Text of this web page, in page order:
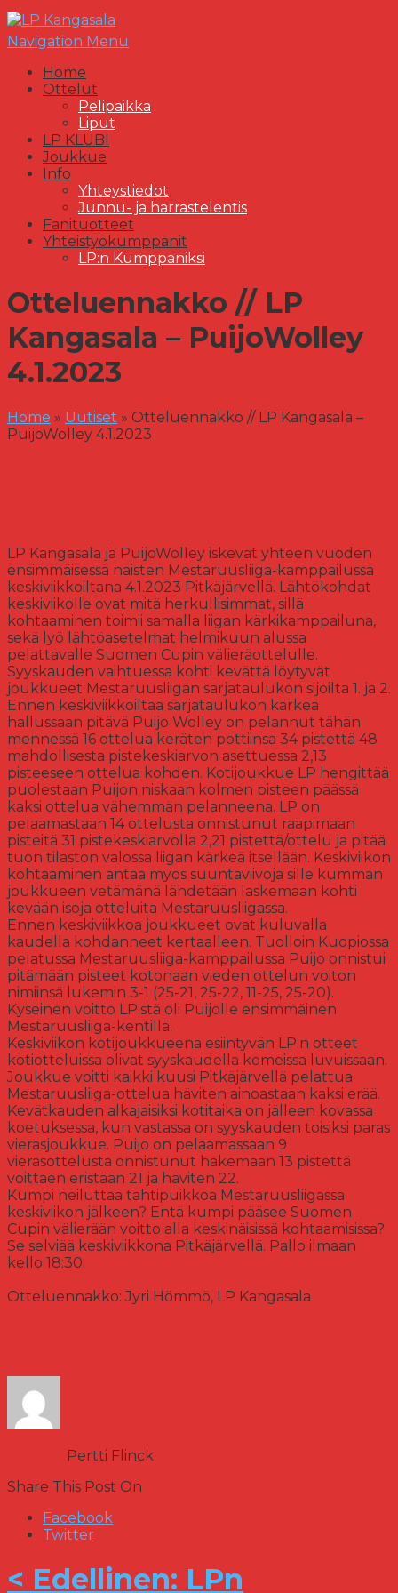
Navigation Menu
Home
Ottelut
Pelipaikka
Liput
LP KLUBI
Joukkue
Info
Yhteystiedot
Junnu- ja harrastelentis
Fanituotteet
Yhteistyökumppanit
LP:n Kumppaniksi
Otteluennakko // LP
Kangasala – PuijoWolley
4.1.2023
Home » Uutiset » Otteluennakko // LP Kangasala –
PuijoWolley 4.1.2023
LP Kangasala ja PuijoWolley iskevät yhteen vuoden
ensimmäisessä naisten Mestaruusliiga-kamppailussa
keskiviikkoiltana 4.1.2023 Pitkäjärvellä. Lähtökohdat
keskiviikolle ovat mitä herkullisimmat, sillä
kohtaaminen toimii samalla liigan kärkikamppailuna,
sekä lyö lähtöasetelmat helmikuun alussa
pelattavalle Suomen Cupin välieräottelulle.
Syyskauden vaihtuessa kohti kevättä löytyvät
joukkueet Mestaruusliigan sarjataulukon sijoilta 1. ja 2.
Ennen keskiviikkoiltaa sarjataulukon kärkeä
hallussaan pitävä Puijo Wolley on pelannut tähän
mennessä 16 ottelua keräten pottiinsa 34 pistettä 48
mahdollisesta pistekeskiarvon asettuessa 2,13
pisteeseen ottelua kohden. Kotijoukkue LP hengittää
puolestaan Puijon niskaan kolmen pisteen päässä
kaksi ottelua vähemmän pelanneena. LP on
pelaamastaan 14 ottelusta onnistunut raapimaan
pisteitä 31 pistekeskiarvolla 2,21 pistettä/ottelu ja pitää
tuon tilaston valossa liigan kärkeä itsellään. Keskiviikon
kohtaaminen antaa myös suuntaviivoja sille kumman
joukkueen vetämänä lähdetään laskemaan kohti
kevään isoja otteluita Mestaruusliigassa.
Ennen keskiviikkoa joukkueet ovat kuluvalla
kaudella kohdanneet kertaalleen. Tuolloin Kuopiossa
pelatussa Mestaruusliiga-kamppailussa Puijo onnistui
pitämään pisteet kotonaan vieden ottelun voiton
nimiinsä lukemin 3-1 (25-21, 25-22, 11-25, 25-20).
Kyseinen voitto LP:stä oli Puijolle ensimmäinen
Mestaruusliiga-kentillä.
Keskiviikon kotijoukkueena esiintyvän LP:n otteet
kotiotteluissa olivat syyskaudella komeissa luvuissaan.
Joukkue voitti kaikki kuusi Pitkäjärvellä pelattua
Mestaruusliiga-ottelua häviten ainoastaan kaksi erää.
Kevätkauden alkajaisiksi kotitaika on jälleen kovassa
koetuksessa, kun vastassa on syyskauden toisiksi paras
vierasjoukkue. Puijo on pelaamassaan 9
vierasottelusta onnistunut hakemaan 13 pistettä
voittaen eristään 21 ja häviten 22.
Kumpi heiluttaa tahtipuikkoa Mestaruusliigassa
keskiviikon jälkeen? Entä kumpi pääsee Suomen
Cupin välierään voitto alla keskinäisissä kohtaamisissa?
Se selviää keskiviikkona Pitkäjärvellä. Pallo ilmaan
kello 18:30.
Otteluennakko: Jyri Hömmö, LP Kangasala
Pertti Flinck
Share This Post On
Facebook
Twitter
< Edellinen: LPn